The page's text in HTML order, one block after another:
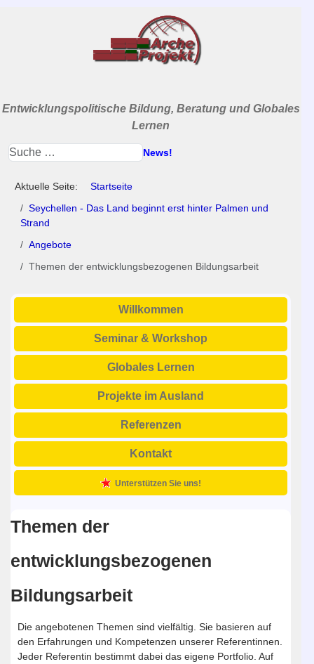
Entwicklungspolitische Bildung, Beratung und Globales
Lernen
News!
Aktuelle Seite:
Startseite
Seychellen - Das Land beginnt erst hinter Palmen und
Strand
Angebote
Themen der entwicklungsbezogenen Bildungsarbeit
Willkommen
Seminar & Workshop
Globales Lernen
Projekte im Ausland
Referenzen
Kontakt
Unterstützen Sie uns!
Themen der
entwicklungsbezogenen
Bildungsarbeit
Die angebotenen Themen sind vielfältig. Sie basieren auf
den Erfahrungen und Kompetenzen unserer Referentinnen.
Jeder Referentin bestimmt dabei das eigene Portfolio. Auf